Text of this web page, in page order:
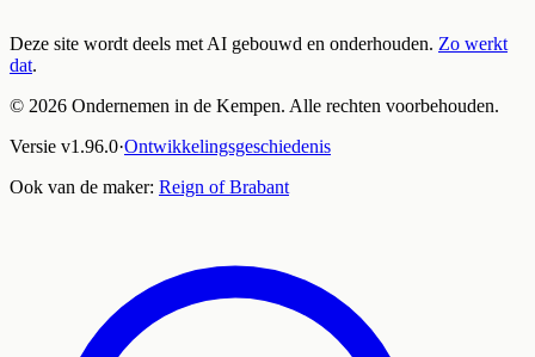
Deze site wordt deels met AI gebouwd en onderhouden. Zo werkt
dat.
© 2026 Ondernemen in de Kempen. Alle rechten voorbehouden.
Versie v1.96.0·Ontwikkelingsgeschiedenis
Ook van de maker: Reign of Brabant